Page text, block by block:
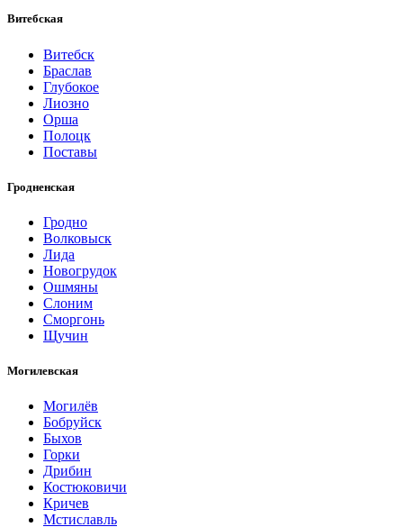
Витебская
Витебск
Браслав
Глубокое
Лиозно
Орша
Полоцк
Поставы
Гродненская
Гродно
Волковыск
Лида
Новогрудок
Ошмяны
Слоним
Сморгонь
Щучин
Могилевская
Могилёв
Бобруйск
Быхов
Горки
Дрибин
Костюковичи
Кричев
Мстиславль